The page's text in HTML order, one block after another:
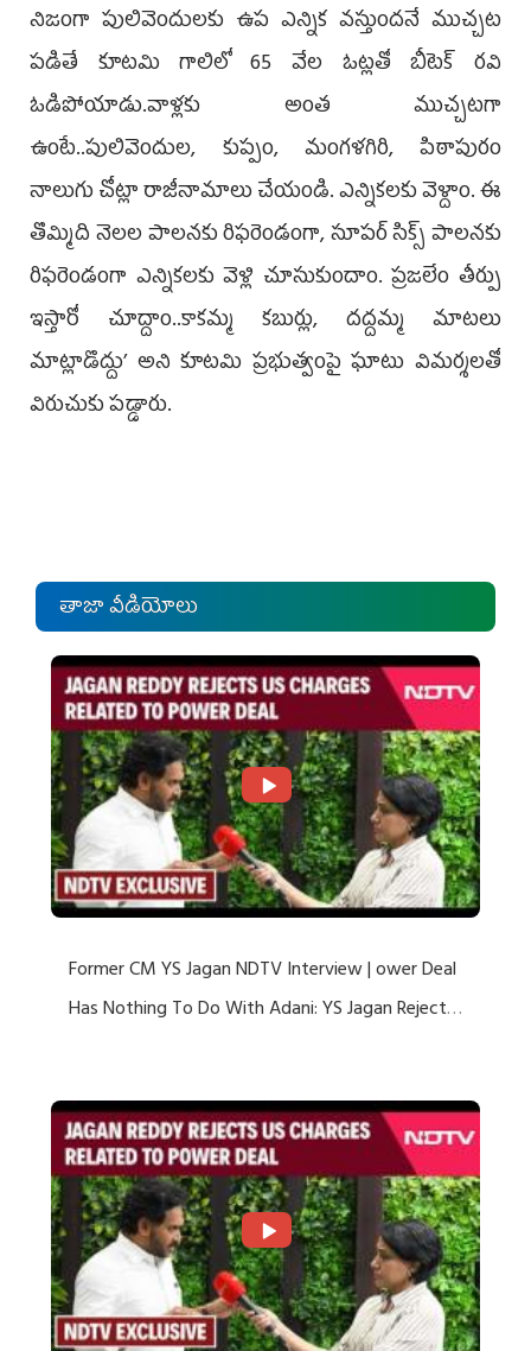
నిజంగా పులివెందులకు ఉప ఎన్నిక వస్తుందనే ముచ్చట
పడితే కూటమి గాలిలో 65 వేల ఓట్లతో బీటెక్‌ రవి
ఓడిపోయాడు.వాళ్లకు అంత ముచ్చటగా
ఉంటే..పులివెందుల, కుప్పం, మంగళగిరి, పిఠాపురం
నాలుగు చోట్లా రాజీనామాలు చేయండి. ఎన్నికలకు వెళ్దాం. ఈ
తొమ్మిది నెలల పాలనకు రిఫరెండంగా, సూపర్‌ సిక్స్‌ పాలనకు
రిఫరెండంగా ఎన్నికలకు వెళ్లి చూసుకుందాం. ప్రజలేం తీర్పు
ఇస్తారో చూద్దాం..కాకమ్మ కబుర్లు, దద్దమ్మ మాటలు
మాట్లాడొద్దు’ అని కూటమి ప్రభుత్వంపై ఘాటు విమర్శలతో
విరుచుకు పడ్డారు.
తాజా వీడియోలు
Former CM YS Jagan NDTV Interview | ower Deal
Has Nothing To Do With Adani: YS Jagan Rejects